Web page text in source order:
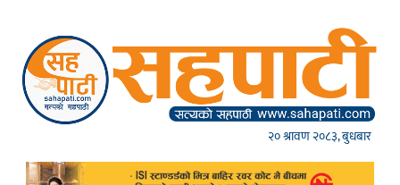
२० श्रावण २०८३, बुधबार